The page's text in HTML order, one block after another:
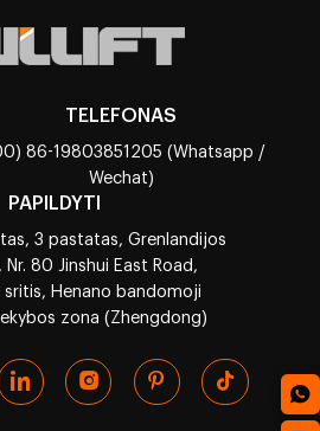
TELEFONAS
86-19803851205 (Whatsapp /
Wechat)
PAPILDYTI
3 pastatas, Grenlandijos
80 Jinshui East Road,
sritis, Henano bandomoji
zona (Zhengdong)